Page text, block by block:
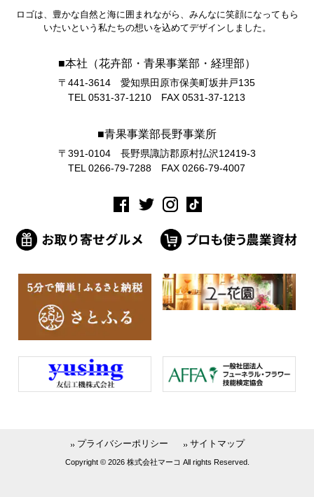
ロゴは、豊かな自然と海に囲まれながら、みんなに笑顔になってもら
いたいという私たちの想いを込めてデザインしました。
■本社（花卉部・青果事業部・経理部）
〒441-3614 愛知県田原市保美町坂井戸135
TEL 0531-37-1210 FAX 0531-37-1213
■青果事業部長野事業所
〒391-0104 長野県諏訪郡原村払沢12419-3
TEL 0266-79-7288 FAX 0266-79-4007
プライバシーポリシー サイトマップ
Copyright © 2026 株式会社マーコ All rights Reserved.